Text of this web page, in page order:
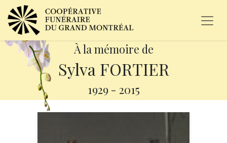
À la mémoire de
Sylva FORTIER
1929 - 2015